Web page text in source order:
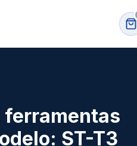
ferramentas
ST-T3